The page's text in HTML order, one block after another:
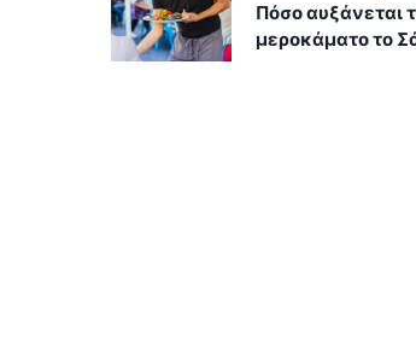
Πόσο αυξάνεται
μεροκάματο το